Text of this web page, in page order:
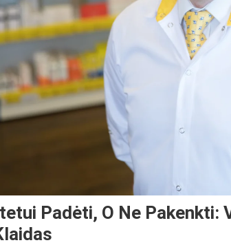
Padėti, O Ne Pakenkti: